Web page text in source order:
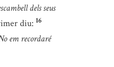
dels seus
diu: 16
em recordaré